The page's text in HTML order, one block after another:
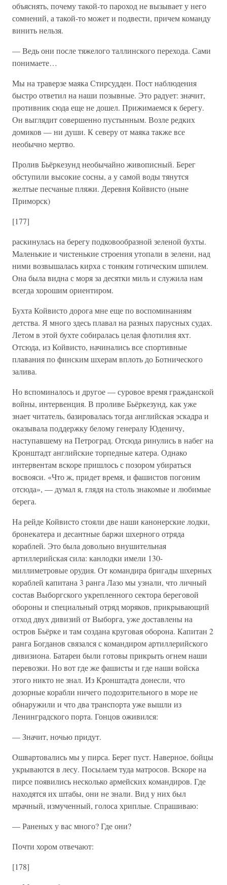
объяснять, почему такой-то пароход не вызывает у него
сомнений, а такой-то может и подвести, причем команду
винить нельзя.
— Ведь они после тяжелого таллинского перехода. Сами
понимаете…
Мы на траверзе маяка Стирсудден. Пост наблюдения
быстро ответил на наши позывные. Это радует: значит,
противник сюда еще не дошел. Прижимаемся к берегу.
Он выглядит совершенно пустынным. Возле редких
домиков — ни души. К северу от маяка также все
необычно мертво.
Пролив Бьёркезунд необычайно живописный. Берег
обступили высокие сосны, а у самой воды тянутся
желтые песчаные пляжи. Деревня Койвисто (ныне
Приморск)
[177]
раскинулась на берегу подковообразной зеленой бухты.
Маленькие и чистенькие строения утопали в зелени, над
ними возвышалась кирха с тонким готическим шпилем.
Она была видна с моря за десятки миль и служила нам
всегда хорошим ориентиром.
Бухта Койвисто дорога мне еще по воспоминаниям
детства. Я много здесь плавал на разных парусных судах.
Летом в этой бухте собиралась целая флотилия яхт.
Отсюда, из Койвисто, начинались все спортивные
плавания по финским шхерам вплоть до Ботнического
залива.
Но вспоминалось и другое — суровое время гражданской
войны, интервенция. В проливе Бьёркезунд, как уже
знает читатель, базировалась тогда английская эскадра и
оказывала поддержку белому генералу Юденичу,
наступавшему на Петроград. Отсюда ринулись в набег на
Кронштадт английские торпедные катера. Однако
интервентам вскоре пришлось с позором убираться
восвояси. «Что ж, придет время, и фашистов погоним
отсюда», — думал я, глядя на столь знакомые и любимые
берега.
На рейде Койвисто стояли две наши канонерские лодки,
бронекатера и десантные баржи шхерного отряда
кораблей. Это была довольно внушительная
артиллерийская сила: канлодки имели 130-
миллиметровые орудия. От командира бригады шхерных
кораблей капитана 3 ранга Лазо мы узнали, что личный
состав Выборгского укрепленного сектора береговой
обороны и специальный отряд моряков, прикрывающий
отход двух дивизий от Выборга, уже доставлены на
остров Бьёрке и там создана круговая оборона. Капитан 2
ранга Богданов связался с командиром артиллерийского
дивизиона. Батареи были готовы прикрыть огнем наши
перевозки. Но вот где же фашисты и где наши войска
этого никто не знал. Из Кронштадта донесли, что
дозорные корабли ничего подозрительного в море не
обнаружили и что два транспорта уже вышли из
Ленинградского порта. Гонцов оживился:
— Значит, ночью придут.
Ошвартовались мы у пирса. Берег пуст. Наверное, бойцы
укрываются в лесу. Посылаем туда матросов. Вскоре на
пирсе появились несколько армейских командиров. Где
находятся их штабы, они не знали. Вид у них был
мрачный, измученный, голоса хриплые. Спрашиваю:
— Раненых у вас много? Где они?
Почти хором отвечают:
[178]